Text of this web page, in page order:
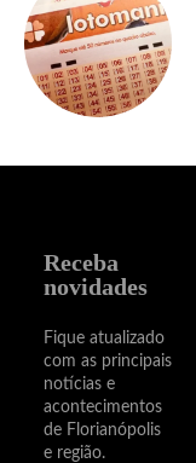
Receba
novidades
Fique atualizado
com as principais
notícias e
acontecimentos
de Florianópolis
e região.